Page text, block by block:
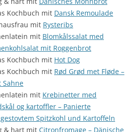
Kochbuch mit Dansk Remoulade
mit Rysteribs
mit Blomkålssalat med
mit Roggenbrot
Kochbuch mit Hot Dog
Kochbuch mit Rød Grød met Fløde –
Sahne
mit Krebinetter med
og kartoffler – Panierte
Spitzkohl und Kartoffeln
& hart mit Citronfromage – Dänische